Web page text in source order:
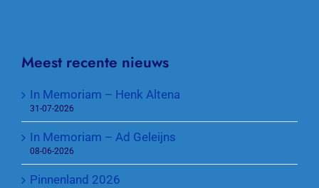
Meest recente nieuws
In Memoriam – Henk Altena
31-07-2026
In Memoriam – Ad Geleijns
08-06-2026
Pinnenland 2026